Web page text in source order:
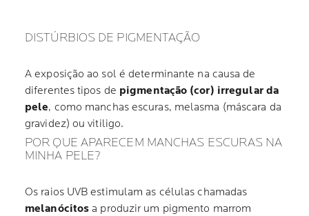
DISTÚRBIOS DE PIGMENTAÇÃO
A exposição ao sol é determinante na causa de
diferentes tipos de pigmentação (cor) irregular da
pele, como manchas escuras, melasma (máscara da
gravidez) ou vitiligo.
POR QUE APARECEM MANCHAS ESCURAS NA
MINHA PELE?
Os raios UVB estimulam as células chamadas
melanócitos a produzir um pigmento marrom